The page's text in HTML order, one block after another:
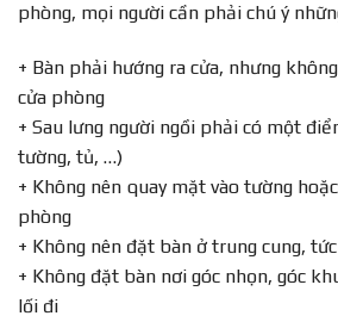
phòng, mọi người cần phải chú ý
+ Bàn phải hướng ra cửa, nhưng
cửa phòng
+ Sau lưng người ngồi phải có một
tường, tủ, …)
+ Không nên quay mặt vào tường
phòng
+ Không nên đặt bàn ở trung cung,
+ Không đặt bàn nơi góc nhọn, góc
lối đi